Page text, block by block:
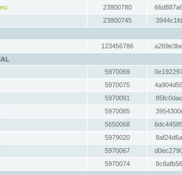
23800780
23800745
123456786
5970069
5970075
5970091
5970085
5650068
5979020
5970067
5970074